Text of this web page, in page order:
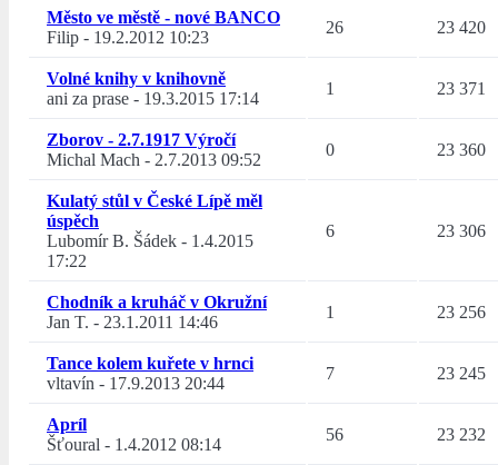
Město ve městě - nové BANCO
Filip - 19.2.2012 10:23
26 23 420
Volné knihy v knihovně
ani za prase - 19.3.2015 17:14
1 23 371
Zborov - 2.7.1917 Výročí
Michal Mach - 2.7.2013 09:52
0 23 360
Kulatý stůl v České Lípě měl
úspěch
Lubomír B. Šádek - 1.4.2015
17:22
6 23 306
Chodník a kruháč v Okružní
Jan T. - 23.1.2011 14:46
1 23 256
Tance kolem kuřete v hrnci
vltavín - 17.9.2013 20:44
7 23 245
Apríl
Šťoural - 1.4.2012 08:14
56 23 232